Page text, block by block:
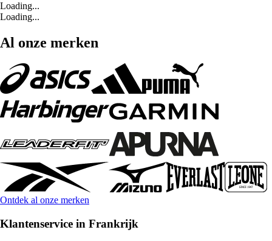
Loading...
Loading...
Al onze merken
Ontdek al onze merken
Klantenservice in Frankrijk